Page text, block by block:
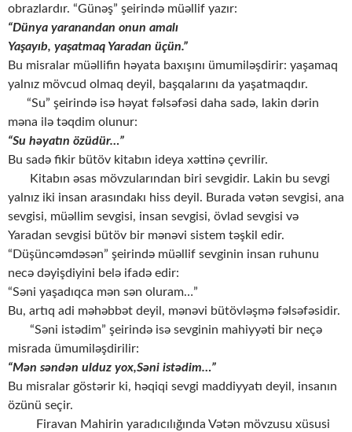
obrazlardır. “Günəş” şeirində müəllif yazır:
“Dünya yaranandan onun amalı
Yaşayıb, yaşatmaq Yaradan üçün.”
Bu misralar müəllifin həyata baxışını ümumiləşdirir: yaşamaq
yalnız mövcud olmaq deyil, başqalarını da yaşatmaqdır.
“Su” şeirində isə həyat fəlsəfəsi daha sadə, lakin dərin
məna ilə təqdim olunur:
“Su həyatın özüdür…”
Bu sadə fikir bütöv kitabın ideya xəttinə çevrilir.
Kitabın əsas mövzularından biri sevgidir. Lakin bu sevgi
yalnız iki insan arasındakı hiss deyil. Burada vətən sevgisi, ana
sevgisi, müəllim sevgisi, insan sevgisi, övlad sevgisi və
Yaradan sevgisi bütöv bir mənəvi sistem təşkil edir.
“Düşüncəmdəsən” şeirində müəllif sevginin insan ruhunu
necə dəyişdiyini belə ifadə edir:
“Səni yaşadıqca mən sən oluram…”
Bu, artıq adi məhəbbət deyil, mənəvi bütövləşmə fəlsəfəsidir.
“Səni istədim” şeirində isə sevginin mahiyyəti bir neçə
misrada ümumiləşdirilir:
“Mən səndən ulduz yox,Səni istədim…”
Bu misralar göstərir ki, həqiqi sevgi maddiyyatı deyil, insanın
özünü seçir.
Firavan Mahirin yaradıcılığında Vətən mövzusu xüsusi